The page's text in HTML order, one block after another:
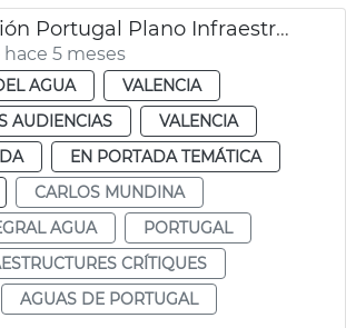
Presentación Portugal Plano Infraestructuras Críticas 2026-2031 València
5 meses
AGUA
VALENCIA
AUDIENCIAS
VALENCIA
EN PORTADA TEMÁTICA
CARLOS MUNDINA
AGUA
PORTUGAL
CRÍTIQUES
AGUAS DE PORTUGAL